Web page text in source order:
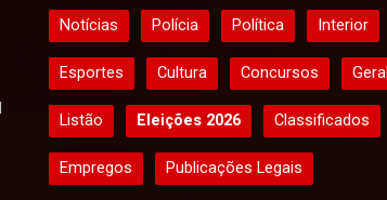
Notícias Polícia Política Interior
Esportes Cultura Concursos Geral
Listão Eleições 2026 Classificados
Empregos Publicações Legais